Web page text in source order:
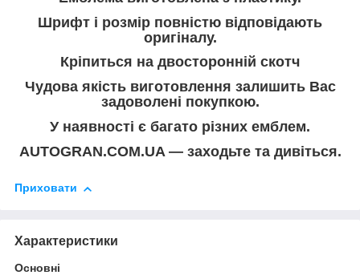
Шрифт і розмір повністю відповідають
оригіналу.
Кріпиться на двосторонній скотч
Чудова якість виготовлення залишить Вас
задоволені покупкою.
У наявності є багато різних емблем.
AUTOGRAN.COM.UA — заходьте та дивіться.
Приховати
Характеристики
Основні